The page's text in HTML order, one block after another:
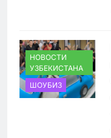
НОВОСТИ
УЗБЕКИСТАНА
ШОУБИЗ